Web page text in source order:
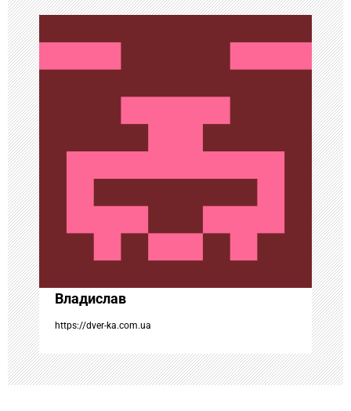
а
ц
и
я
п
о
з
а
п
и
с
Владислав
https://dver-ka.com.ua